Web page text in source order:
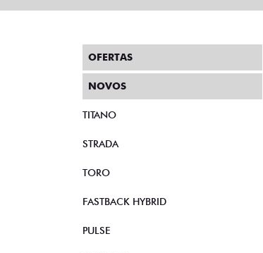
OFERTAS
NOVOS
TITANO
STRADA
TORO
FASTBACK HYBRID
PULSE